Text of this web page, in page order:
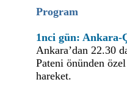
Program
1nci gün: Ankara-
Ankara’dan 22.30
Pateni önünden
hareket.